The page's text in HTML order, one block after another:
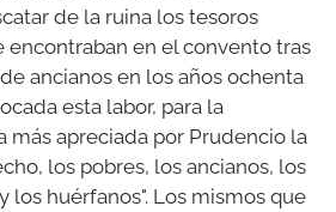
de la ruina los tesoros
encontraban en el convento tras
ancianos en los años ochenta
esta labor, para la
más apreciada por Prudencio la
los pobres, los ancianos, los
los huérfanos". Los mismos que